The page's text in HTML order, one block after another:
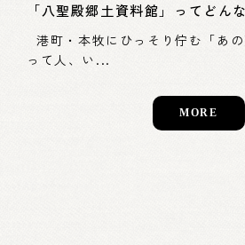
「八聖殿郷土資料館」ってどん
港町・本牧にひっそり佇む「あ
って人、い...
MORE